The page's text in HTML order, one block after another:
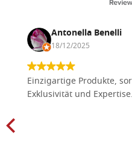
Antonella Benelli
18/12/2025
Einzigartige Produkte,
Exklusivität und